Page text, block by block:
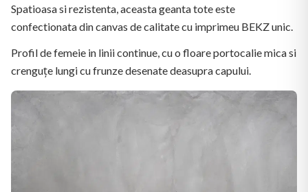
Spatioasa si rezistenta, aceasta geanta tote este
confectionata din canvas de calitate cu imprimeu BEKZ unic.
Profil de femeie in linii continue, cu o floare portocalie mica si
crenguțe lungi cu frunze desenate deasupra capului.